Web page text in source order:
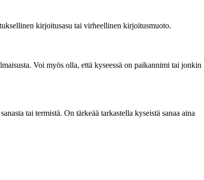
kirjoitusasu tai virheellinen kirjoitusmuoto.
Voi myös olla, että kyseessä on paikannimi tai jonkin
tai termistä. On tärkeää tarkastella kyseistä sanaa aina